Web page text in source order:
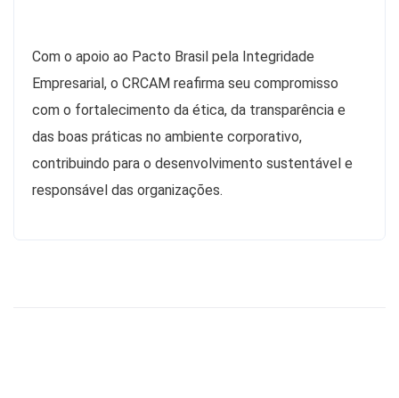
Com o apoio ao Pacto Brasil pela Integridade
Empresarial, o CRCAM reafirma seu compromisso
com o fortalecimento da ética, da transparência e
das boas práticas no ambiente corporativo,
contribuindo para o desenvolvimento sustentável e
responsável das organizações.